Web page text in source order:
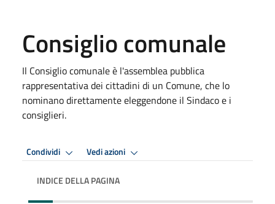
Consiglio comunale
Il Consiglio comunale è l'assemblea pubblica
rappresentativa dei cittadini di un Comune, che lo
nominano direttamente eleggendone il Sindaco e i
consiglieri.
Condividi Vedi azioni
INDICE DELLA PAGINA